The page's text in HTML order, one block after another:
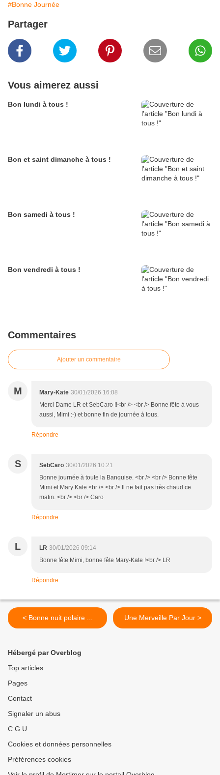
#Bonne Journée
Partager
Vous aimerez aussi
Bon lundi à tous !
Bon et saint dimanche à tous !
Bon samedi à tous !
Bon vendredi à tous !
Commentaires
Ajouter un commentaire
M Mary-Kate 30/01/2026 16:08
Merci Dame LR et SebCaro !!<br /> <br /> Bonne fête à vous
aussi, Mimi :-) et bonne fin de journée à tous.
Répondre
S SebCaro 30/01/2026 10:21
Bonne journée à toute la Banquise. <br /> <br /> Bonne fête
Mimi et Mary Kate.<br /> <br /> Il ne fait pas très chaud ce
matin. <br /> <br /> Caro
Répondre
L LR 30/01/2026 09:14
Bonne fête Mimi, bonne fête Mary-Kate !<br /> LR
Répondre
< Bonne nuit polaire ... Une Merveille Par Jour >
Hébergé par Overblog
Top articles
Pages
Contact
Signaler un abus
C.G.U.
Cookies et données personnelles
Préférences cookies